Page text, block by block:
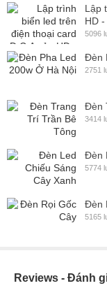
Lập
HD
5096
Đèn
2751
Đèn
3414
Đèn
5774
Đèn
5165